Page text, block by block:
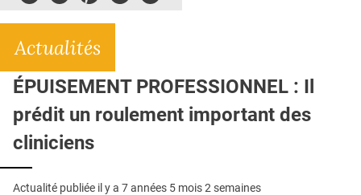
THÉMA
CRÉDITS
Actualités
ÉPUISEMENT PROFESSIONNEL : Il
prédit un roulement important des
cliniciens
Actualité publiée il y a 7 années 5 mois 2 semaines